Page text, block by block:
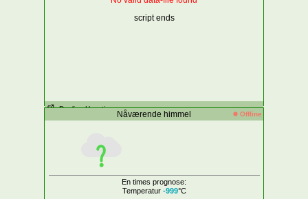
script ends
Daglig - Hver time
Nåværende himmel Offline
En times prognose:
Temperatur -999°C